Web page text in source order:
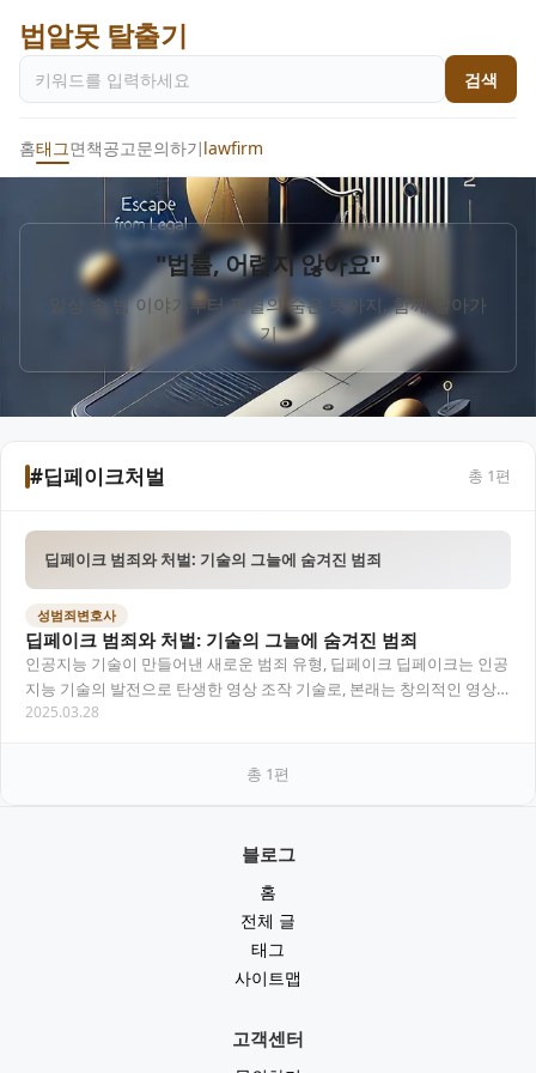
법알못 탈출기
검색
홈태그면책공고문의하기lawfirm
"법률, 어렵지 않아요"
일상 속 법 이야기부터 판결의 숨은 뜻까지, 함께 알아가
기
#딥페이크처벌 총 1편
딥페이크 범죄와 처벌: 기술의 그늘에 숨겨진 범죄
성범죄변호사
딥페이크 범죄와 처벌: 기술의 그늘에 숨겨진 범죄
인공지능 기술이 만들어낸 새로운 범죄 유형, 딥페이크 딥페이크는 인공
지능 기술의 발전으로 탄생한 영상 조작 기술로, 본래는 창의적인 영상
제작이나 영화 분야에서 활용 가능성이 기대…
2025.03.28
총 1편
블로그
홈
전체 글
태그
사이트맵
고객센터